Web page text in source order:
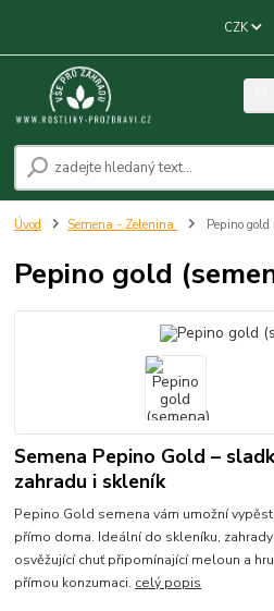
CZK
Úvod Semena - Zelenina Pepino gold
Pepino gold
Semena Pepino Gold –
zahradu i skleník
Pepino Gold semena vám umožní
přímo doma. Ideální do skleníku,
osvěžující chuť připomínající meloun a
přímou konzumaci. celý popis